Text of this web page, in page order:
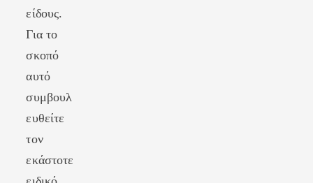
είδους.
Για το
σκοπό
αυτό
συμβουλ
ευθείτε
τον
εκάστοτε